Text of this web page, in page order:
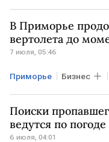
В Приморье
вертолета до
7 июля, 05:46
Приморье Бизнес
РОССИЯ
Поиски
ведутся по погоде
6 июля, 04:01